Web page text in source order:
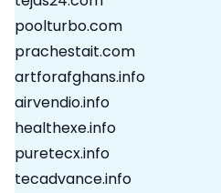
poolturbo.com
prachestait.com
artforafghans.info
airvendio.info
healthexe.info
puretecx.info
tecadvance.info